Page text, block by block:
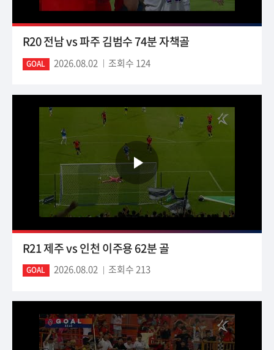
R20 전남 vs 파주 김범수 74분 자책골
GOAL 2026.08.02 조회수 124
R21 제주 vs 인천 이주용 62분 골
GOAL 2026.08.02 조회수 213